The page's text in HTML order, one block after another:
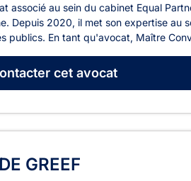
associé au sein du cabinet Equal
Depuis 2020, il met son expertise au
publics. En tant qu'avocat, Maître
cet avocat
GREEF